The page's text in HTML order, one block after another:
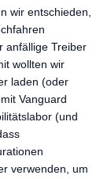
wir entschieden,
anfällige Treiber
wollten wir
laden (oder
Vanguard
(und
verwenden, um